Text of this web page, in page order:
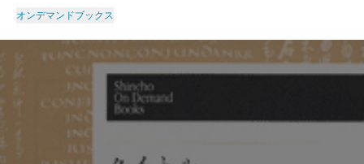
オンデマンドブックス